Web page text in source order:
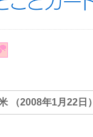
（2008年1月22日）